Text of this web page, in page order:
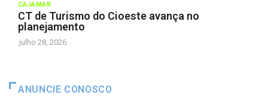
CAJAMAR
CT de Turismo do Cioeste avança no
planejamento
julho 28, 2026
ANUNCIE CONOSCO